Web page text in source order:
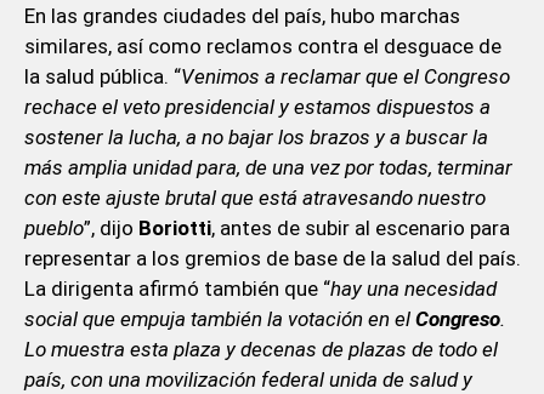
En las grandes ciudades del país, hubo marchas
similares, así como reclamos contra el desguace de
la salud pública. “Venimos a reclamar que el Congreso
rechace el veto presidencial y estamos dispuestos a
sostener la lucha, a no bajar los brazos y a buscar la
más amplia unidad para, de una vez por todas, terminar
con este ajuste brutal que está atravesando nuestro
pueblo”, dijo Boriotti, antes de subir al escenario para
representar a los gremios de base de la salud del país.
La dirigenta afirmó también que “hay una necesidad
social que empuja también la votación en el Congreso.
Lo muestra esta plaza y decenas de plazas de todo el
país, con una movilización federal unida de salud y